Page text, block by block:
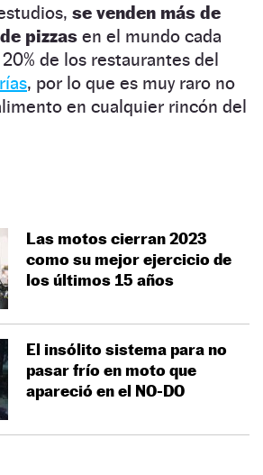
se venden más de
pizzas en el mundo cada
de los restaurantes del
, por lo que es muy raro no
en cualquier rincón del
Las motos cierran 2023
como su mejor ejercicio de
los últimos 15 años
El insólito sistema para no
pasar frío en moto que
apareció en el NO-DO